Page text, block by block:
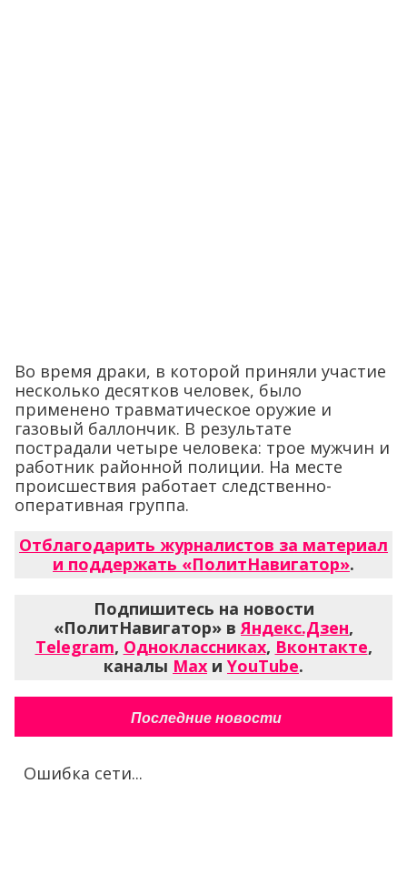
Во время драки, в которой приняли участие
несколько десятков человек, было
применено травматическое оружие и
газовый баллончик. В результате
пострадали четыре человека: трое мужчин и
работник районной полиции. На месте
происшествия работает следственно-
оперативная группа.
Отблагодарить журналистов за материал
и поддержать «ПолитНавигатор».
Подпишитесь на новости
«ПолитНавигатор» в Яндекс.Дзен,
Telegram, Одноклассниках, Вконтакте,
каналы Max и YouTube.
Последние новости
Ошибка сети...